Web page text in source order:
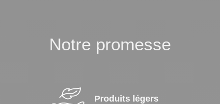
Notre promesse
Produits légers